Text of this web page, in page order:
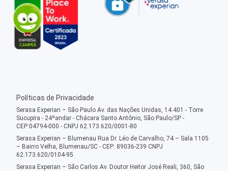
Políticas de Privacidade
Serasa Experian – São Paulo Av. das Nações Unidas, 14.401 - Torre
Sucupira - 24ºandar - Chácara Santo Antônio, São Paulo/SP -
CEP:04794-000 - CNPJ 62.173.620/0001-80
Serasa Experian – Blumenau Rua Dr. Léo de Carvalho, 74 – Sala 1105
– Bairro Velha, Blumenau/SC - CEP: 89036-239 CNPJ
62.173.620/0104-95
Serasa Experian – São Carlos Av. Doutor Heitor José Reali, 360, São